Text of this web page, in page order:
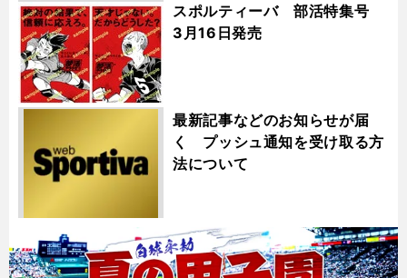
スポルティーバ 部活特集号
3月16日発売
最新記事などのお知らせが届
く プッシュ通知を受け取る方
法について